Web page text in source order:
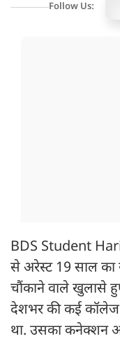
Follow Us:
BDS Student
से अरेस्ट 19 साल का
चौंकाने वाले खुलासे
देशभर की कई कॉलेज
था. उसका कनेक्शन